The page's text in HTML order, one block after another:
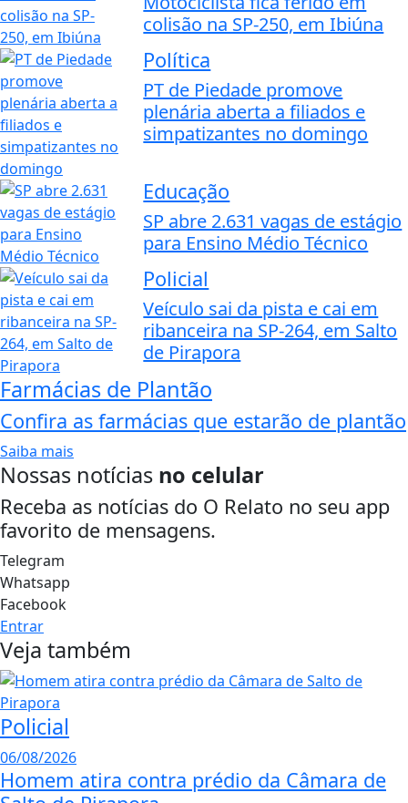
colisão na SP-250, em Ibiúna
Política
PT de Piedade promove
plenária aberta a filiados e
simpatizantes no domingo
Educação
SP abre 2.631 vagas de estágio
para Ensino Médio Técnico
Policial
Veículo sai da pista e cai em
ribanceira na SP-264, em Salto
de Pirapora
Farmácias de Plantão
Confira as farmácias que estarão de plantão
Saiba mais
Nossas notícias no celular
Receba as notícias do O Relato no seu app
favorito de mensagens.
Telegram
Whatsapp
Facebook
Entrar
Veja também
Policial
06/08/2026
Homem atira contra prédio da Câmara de